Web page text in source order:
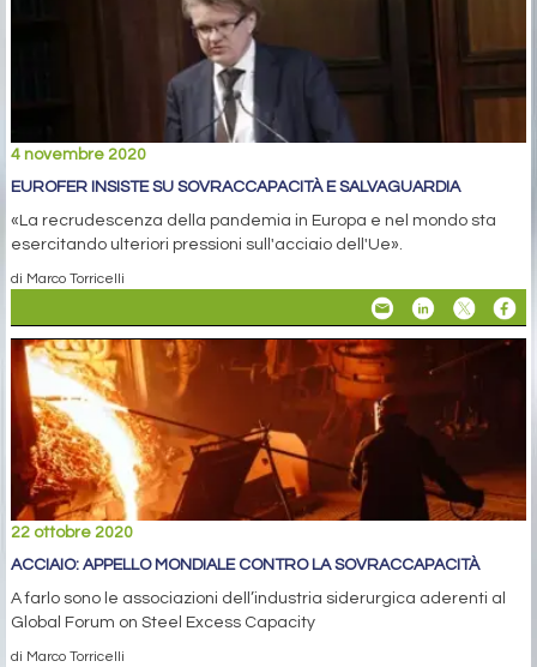
4 novembre 2020
EUROFER INSISTE SU SOVRACCAPACITÀ E SALVAGUARDIA
«La recrudescenza della pandemia in Europa e nel mondo sta
esercitando ulteriori pressioni sull'acciaio dell'Ue».
di Marco Torricelli
22 ottobre 2020
ACCIAIO: APPELLO MONDIALE CONTRO LA SOVRACCAPACITÀ
A farlo sono le associazioni dell’industria siderurgica aderenti al
Global Forum on Steel Excess Capacity
di Marco Torricelli